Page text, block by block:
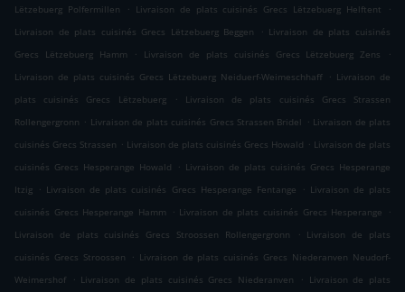
Lëtzebuerg Polfermillen
. Livraison de plats cuisinés Grecs Lëtzebuerg Helftent
.
Livraison de plats cuisinés Grecs Lëtzebuerg Beggen
. Livraison de plats cuisinés
Grecs Lëtzebuerg Hamm
. Livraison de plats cuisinés Grecs Lëtzebuerg Zens
.
Livraison de plats cuisinés Grecs Lëtzebuerg Neiduerf-Weimeschhaff . Livraison de
plats cuisinés Grecs Lëtzebuerg
.
Livraison de plats cuisinés Grecs Strassen
Rollengergronn . Livraison de plats cuisinés Grecs Strassen Bridel . Livraison de plats
cuisinés Grecs Strassen . Livraison de plats cuisinés Grecs Howald . Livraison de plats
cuisinés Grecs Hesperange Howald
. Livraison de plats cuisinés Grecs Hesperange
Itzig . Livraison de plats cuisinés Grecs Hesperange Fentange . Livraison de plats
cuisinés Grecs Hesperange Hamm
. Livraison de plats cuisinés Grecs Hesperange
.
Livraison de plats cuisinés Grecs Stroossen Rollengergronn
. Livraison de plats
cuisinés Grecs Stroossen
. Livraison de plats cuisinés Grecs Niederanven Neudorf-
Weimershof
. Livraison de plats cuisinés Grecs Niederanven . Livraison de plats